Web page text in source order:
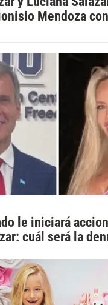
Mendoza
le iniciará
cuál será la